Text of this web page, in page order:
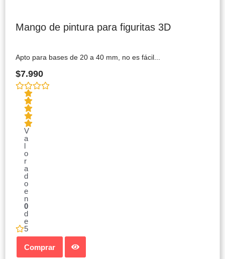
Mango de pintura para figuritas 3D
Apto para bases de 20 a 40 mm, no es fácil...
$7.990
V
a
l
o
r
a
d
o
e
n
0
d
e
5
Comprar